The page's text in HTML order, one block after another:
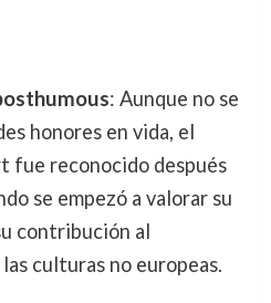
: Aunque no se
honores en vida, el
fue reconocido después
se empezó a valorar su
contribución al
culturas no europeas.